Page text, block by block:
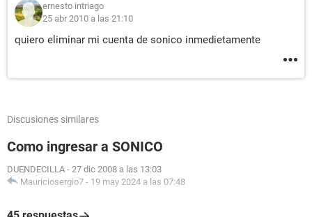
ernesto intriago
25 abr 2010 a las 21:10
quiero eliminar mi cuenta de sonico inmedietamente
Discusiones similares
Como ingresar a SONICO
DUENDECILLA - 27 dic 2008 a las 13:03
Mauriciosergio7 - 19 may 2024 a las 07:48